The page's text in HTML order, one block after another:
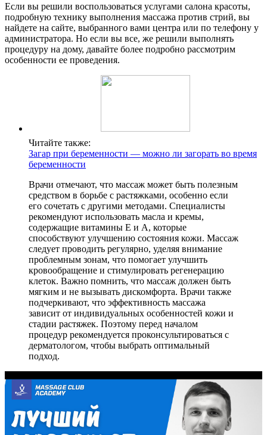
Если вы решили воспользоваться услугами салона красоты,
подробную технику выполнения массажа против стрий, вы
найдете на сайте, выбранного вами центра или по телефону у
администратора. Но если вы все, же решили выполнять
процедуру на дому, давайте более подробно рассмотрим
особенности ее проведения.
Читайте также:
Загар при беременности — можно ли загорать во время
беременности
Врачи отмечают, что массаж может быть полезным
средством в борьбе с растяжками, особенно если
его сочетать с другими методами. Специалисты
рекомендуют использовать масла и кремы,
содержащие витамины E и A, которые
способствуют улучшению состояния кожи. Массаж
следует проводить регулярно, уделяя внимание
проблемным зонам, что помогает улучшить
кровообращение и стимулировать регенерацию
клеток. Важно помнить, что массаж должен быть
мягким и не вызывать дискомфорта. Врачи также
подчеркивают, что эффективность массажа
зависит от индивидуальных особенностей кожи и
стадии растяжек. Поэтому перед началом
процедур рекомендуется проконсультироваться с
дерматологом, чтобы выбрать оптимальный
подход.